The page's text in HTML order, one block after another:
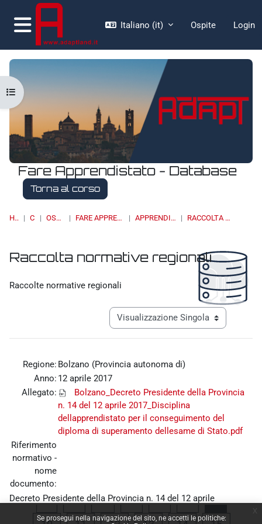
Vai al contenuto principale
Se prosegui nella navigazione del sito, ne accetti le politiche:
Pannello laterale
Italiano ‎(it)‎ Ospite Login
Fare Apprendistato - Database
Torna al corso
HOME CORSI OSSERVATORI FARE APPRENDISTATO - DATABASE APPRENDISTATO DI I LIVELLO RACCOLTA NORMATIVE REGIONALI
Apri indice del corso
Raccolta normative regionali
Raccolte normative regionali
Navigazione terziaria modalità
Regione: Bolzano (Provincia autonoma di)
Anno: 12 aprile 2017
Allegato:
Bolzano_Decreto Presidente della Provincia
n. 14 del 12 aprile 2017_Disciplina
dellapprendistato per il conseguimento del
diploma di superamento dellesame di Stato.pdf
Riferimento
normativo -
nome
documento:
Decreto Presidente della Provincia n. 14 del 12 aprile
«Pagina precedente
1Pagina 1
… 6Pagina 6
7Pagina 7
8Pagina 8
9